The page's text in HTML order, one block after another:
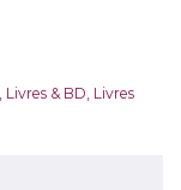
Livres & BD Livres